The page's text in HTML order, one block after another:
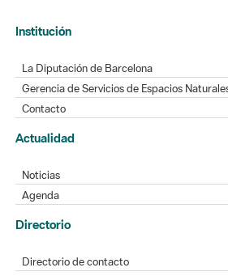
Institución
La Diputación de Barcelona
Gerencia de Servicios de Espacios
Contacto
Actualidad
Noticias
Agenda
Directorio
Directorio de contacto